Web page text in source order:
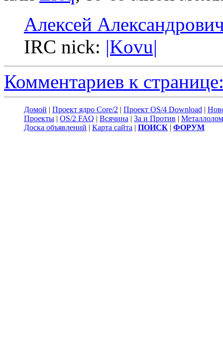
Алексей
IRC nick: |Kovu|
Комментариев к
Домой | Проект ядро Core/2 | Проект OS/4 Download |
Проекты | OS/2 FAQ | Всячина | За и Против | Металлолом
Доска объявлений | Карта сайта | ПОИСК | ФОРУМ